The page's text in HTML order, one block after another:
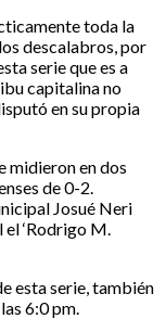
toda la
descalabros, por
serie que es a
capitalina no
en su propia
midieron en dos
de 0-2.
Josué Neri
‘Rodrigo M.
esta serie, también
6:0 pm.